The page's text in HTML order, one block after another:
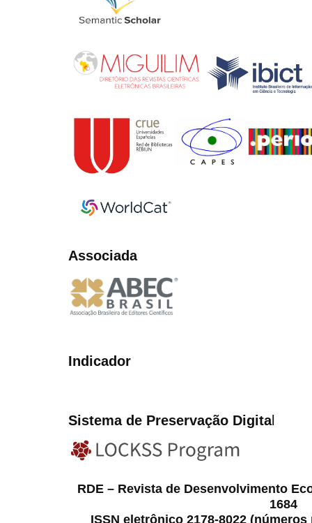
Associada
Indicador
Sistema de Preservação Digital
RDE – Revista de Desenvolvimento
1684
ISSN eletrônico 2178-8022